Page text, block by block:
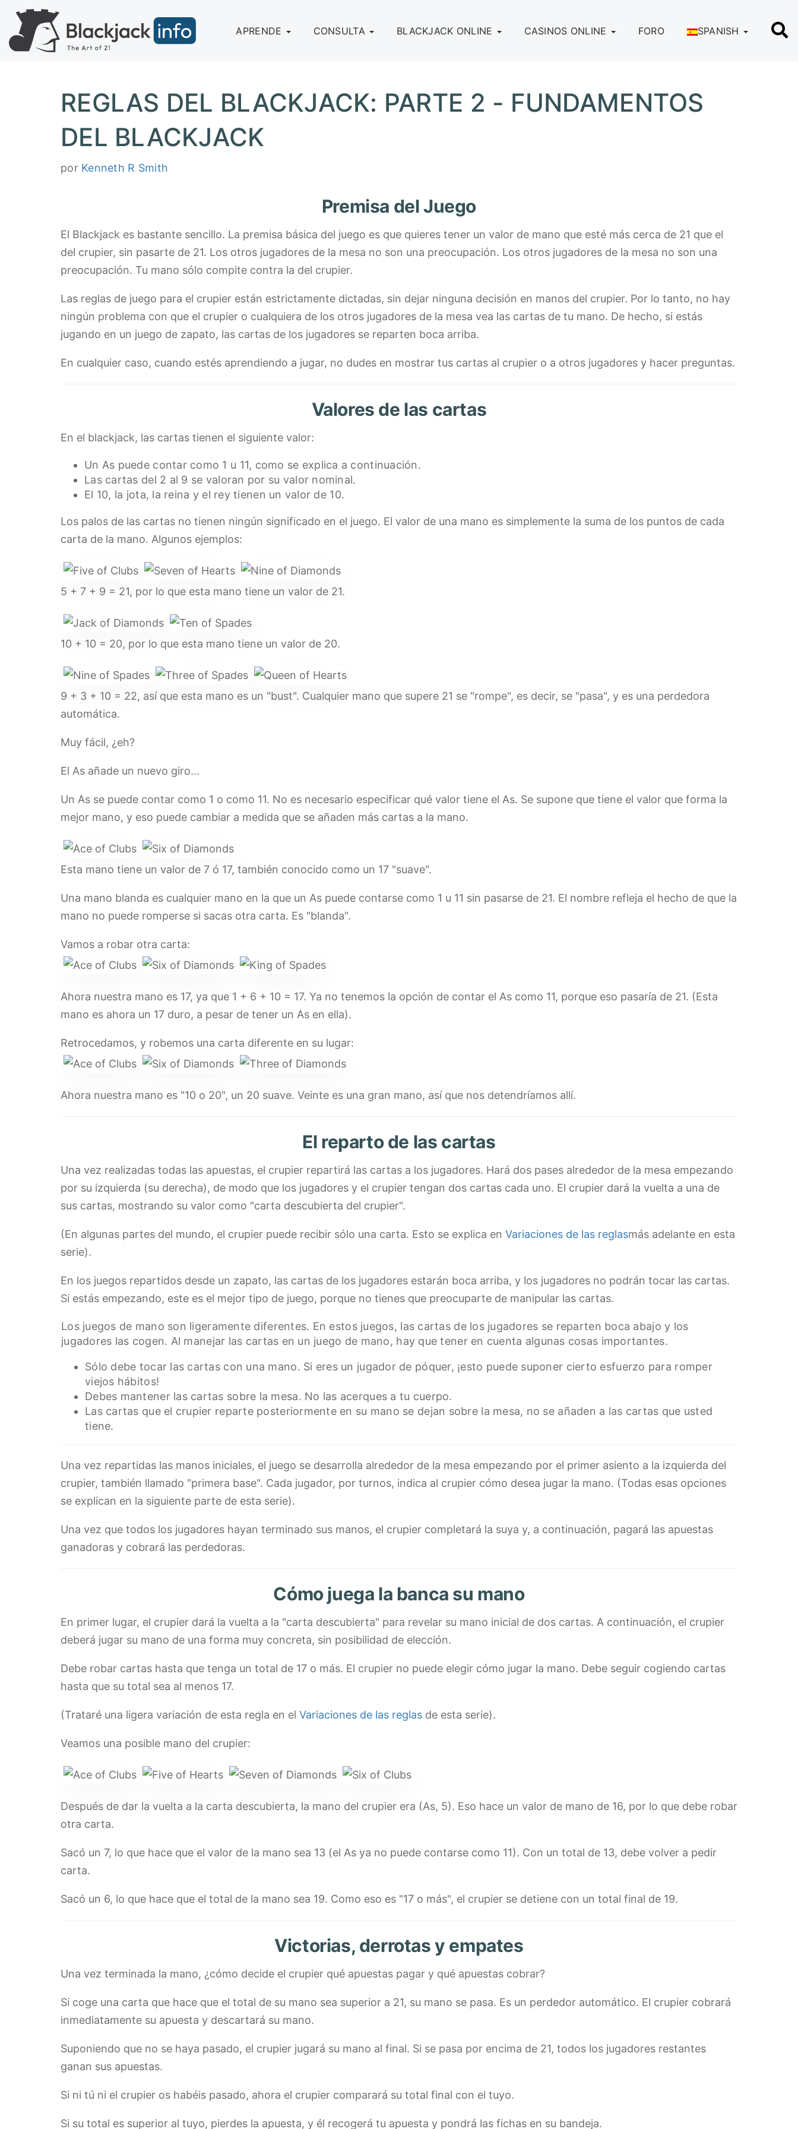
APRENDE CONSULTA BLACKJACK ONLINE CASINOS ONLINE FORO SPANISH
REGLAS DEL BLACKJACK: PARTE 2 - FUNDAMENTOS
DEL BLACKJACK
por Kenneth R Smith
Premisa del Juego
El Blackjack es bastante sencillo. La premisa básica del juego es que quieres tener un valor de mano que esté más cerca de 21 que el
del crupier, sin pasarte de 21. Los otros jugadores de la mesa no son una preocupación. Los otros jugadores de la mesa no son una
preocupación. Tu mano sólo compite contra la del crupier.
Las reglas de juego para el crupier están estrictamente dictadas, sin dejar ninguna decisión en manos del crupier. Por lo tanto, no hay
ningún problema con que el crupier o cualquiera de los otros jugadores de la mesa vea las cartas de tu mano. De hecho, si estás
jugando en un juego de zapato, las cartas de los jugadores se reparten boca arriba.
En cualquier caso, cuando estés aprendiendo a jugar, no dudes en mostrar tus cartas al crupier o a otros jugadores y hacer preguntas.
Valores de las cartas
En el blackjack, las cartas tienen el siguiente valor:
Un As puede contar como 1 u 11, como se explica a continuación.
Las cartas del 2 al 9 se valoran por su valor nominal.
El 10, la jota, la reina y el rey tienen un valor de 10.
Los palos de las cartas no tienen ningún significado en el juego. El valor de una mano es simplemente la suma de los puntos de cada
carta de la mano. Algunos ejemplos:
5 + 7 + 9 = 21, por lo que esta mano tiene un valor de 21.
10 + 10 = 20, por lo que esta mano tiene un valor de 20.
9 + 3 + 10 = 22, así que esta mano es un "bust". Cualquier mano que supere 21 se "rompe", es decir, se "pasa", y es una perdedora
automática.
Muy fácil, ¿eh?
El As añade un nuevo giro...
Un As se puede contar como 1 o como 11. No es necesario especificar qué valor tiene el As. Se supone que tiene el valor que forma la
mejor mano, y eso puede cambiar a medida que se añaden más cartas a la mano.
Esta mano tiene un valor de 7 ó 17, también conocido como un 17 "suave".
Una mano blanda es cualquier mano en la que un As puede contarse como 1 u 11 sin pasarse de 21. El nombre refleja el hecho de que la
mano no puede romperse si sacas otra carta. Es "blanda".
Vamos a robar otra carta:
Ahora nuestra mano es 17, ya que 1 + 6 + 10 = 17. Ya no tenemos la opción de contar el As como 11, porque eso pasaría de 21. (Esta
mano es ahora un 17 duro, a pesar de tener un As en ella).
Retrocedamos, y robemos una carta diferente en su lugar:
Ahora nuestra mano es "10 o 20", un 20 suave. Veinte es una gran mano, así que nos detendríamos allí.
El reparto de las cartas
Una vez realizadas todas las apuestas, el crupier repartirá las cartas a los jugadores. Hará dos pases alrededor de la mesa empezando
por su izquierda (su derecha), de modo que los jugadores y el crupier tengan dos cartas cada uno. El crupier dará la vuelta a una de
sus cartas, mostrando su valor como "carta descubierta del crupier".
(En algunas partes del mundo, el crupier puede recibir sólo una carta. Esto se explica en Variaciones de las reglasmás adelante en esta
serie).
En los juegos repartidos desde un zapato, las cartas de los jugadores estarán boca arriba, y los jugadores no podrán tocar las cartas.
Si estás empezando, este es el mejor tipo de juego, porque no tienes que preocuparte de manipular las cartas.
Los juegos de mano son ligeramente diferentes. En estos juegos, las cartas de los jugadores se reparten boca abajo y los
jugadores las cogen. Al manejar las cartas en un juego de mano, hay que tener en cuenta algunas cosas importantes.
Sólo debe tocar las cartas con una mano. Si eres un jugador de póquer, ¡esto puede suponer cierto esfuerzo para romper
viejos hábitos!
Debes mantener las cartas sobre la mesa. No las acerques a tu cuerpo.
Las cartas que el crupier reparte posteriormente en su mano se dejan sobre la mesa, no se añaden a las cartas que usted
tiene.
Una vez repartidas las manos iniciales, el juego se desarrolla alrededor de la mesa empezando por el primer asiento a la izquierda del
crupier, también llamado "primera base". Cada jugador, por turnos, indica al crupier cómo desea jugar la mano. (Todas esas opciones
se explican en la siguiente parte de esta serie).
Una vez que todos los jugadores hayan terminado sus manos, el crupier completará la suya y, a continuación, pagará las apuestas
ganadoras y cobrará las perdedoras.
Cómo juega la banca su mano
En primer lugar, el crupier dará la vuelta a la "carta descubierta" para revelar su mano inicial de dos cartas. A continuación, el crupier
deberá jugar su mano de una forma muy concreta, sin posibilidad de elección.
Debe robar cartas hasta que tenga un total de 17 o más. El crupier no puede elegir cómo jugar la mano. Debe seguir cogiendo cartas
hasta que su total sea al menos 17.
(Trataré una ligera variación de esta regla en el Variaciones de las reglas de esta serie).
Veamos una posible mano del crupier:
Después de dar la vuelta a la carta descubierta, la mano del crupier era (As, 5). Eso hace un valor de mano de 16, por lo que debe robar
otra carta.
Sacó un 7, lo que hace que el valor de la mano sea 13 (el As ya no puede contarse como 11). Con un total de 13, debe volver a pedir
carta.
Sacó un 6, lo que hace que el total de la mano sea 19. Como eso es "17 o más", el crupier se detiene con un total final de 19.
Victorias, derrotas y empates
Una vez terminada la mano, ¿cómo decide el crupier qué apuestas pagar y qué apuestas cobrar?
Si coge una carta que hace que el total de su mano sea superior a 21, su mano se pasa. Es un perdedor automático. El crupier cobrará
inmediatamente su apuesta y descartará su mano.
Suponiendo que no se haya pasado, el crupier jugará su mano al final. Si se pasa por encima de 21, todos los jugadores restantes
ganan sus apuestas.
Si ni tú ni el crupier os habéis pasado, ahora el crupier comparará su total final con el tuyo.
Si su total es superior al tuyo, pierdes la apuesta, y él recogerá tu apuesta y pondrá las fichas en su bandeja.